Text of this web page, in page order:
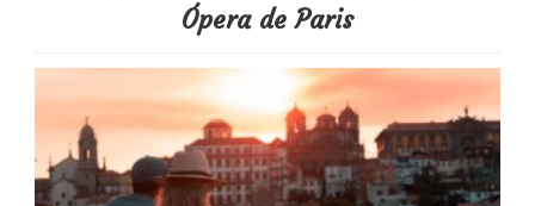
Ópera de Paris